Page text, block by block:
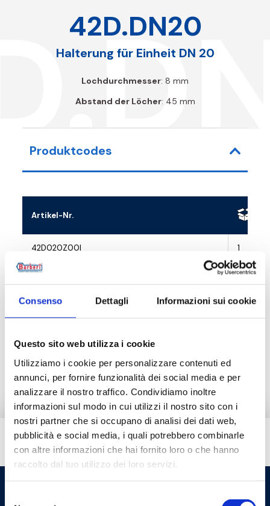
Consenso Dettagli Informazioni sui cookie
Questo sito web utilizza i cookie
Utilizziamo i cookie per personalizzare contenuti ed
annunci, per fornire funzionalità dei social media e per
analizzare il nostro traffico. Condividiamo inoltre
informazioni sul modo in cui utilizzi il nostro sito con i
nostri partner che si occupano di analisi dei dati web,
pubblicità e social media, i quali potrebbero combinarle
con altre informazioni che hai fornito loro o che hanno
raccolto dal tuo utilizzo dei loro servizi.
42D.DN20
Halterung für Einheit DN 20
Lochdurchmesser: 8 mm
Abstand der Löcher: 45 mm
Produktcodes
Artikel-Nr.
42D020Z00I 1
Beschreibung
Dokumentation
Brauchen Sie Hilfe?